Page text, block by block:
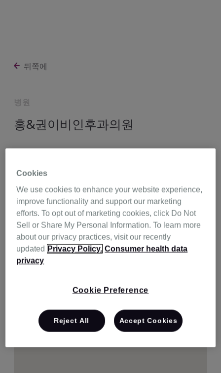
뒤쪽에
병원
홍&권이비인후과의원
강원도 26428
033-735-7707 길 찾기
Cookies
We use cookies to enhance your website experience,
improve functionality and support our marketing
efforts. To opt out of marketing cookies, click Do Not
Sell or Share My Personal Information. To learn more
about our privacy practices, visit our recently
updated Privacy Policy. Consumer health data
privacy
Cookie Preference
Reject All Accept Cookies